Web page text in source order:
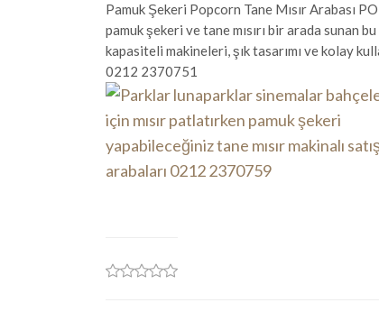
Pamuk Şekeri Popcorn Tane Mısır Arabası
pamuk şekeri ve tane mısırı bir arada sunan
kapasiteli makineleri, şık tasarımı ve kolay
0212 2370751